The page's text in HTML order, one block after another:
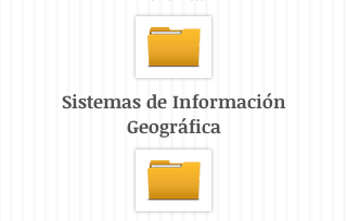
Sistemas de Información
Geográfica